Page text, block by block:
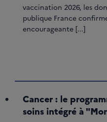
vaccination 2026, les
publique France
encourageante [...]
Cancer : le
soins intégré à